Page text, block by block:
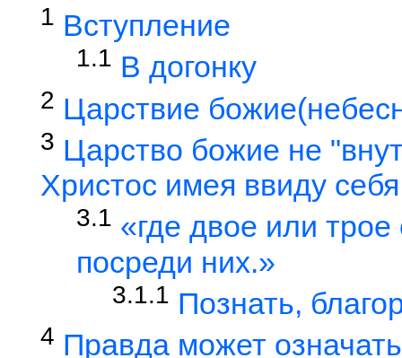
1 Вступление
1.1 В догонку
2 Царствие
3 Царство божие не
Христос имея ввиду себя
3.1 «где двое или
посреди них.»
3.1.1 Познать,
4 Правда может